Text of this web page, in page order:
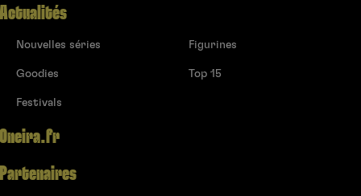
Actualités
Nouvelles séries
Goodies
Festivals
Figurines
Top 15
Oneira.fr
Partenaires